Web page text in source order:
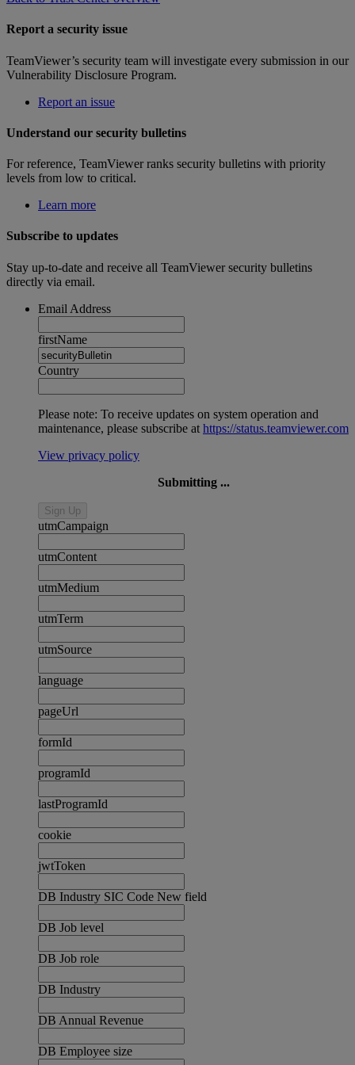
Report a security issue
TeamViewer’s security team will investigate every submission in our
Vulnerability Disclosure Program.
Report an issue
Understand our security bulletins
For reference, TeamViewer ranks security bulletins with priority
levels from low to critical.
Learn more
Subscribe to updates
Stay up-to-date and receive all TeamViewer security bulletins
directly via email.
Email Address
firstName
Country
Please note: To receive updates on system operation and
maintenance, please subscribe at https://status.teamviewer.com
View privacy policy
Submitting ...
Sign Up
utmCampaign
utmContent
utmMedium
utmTerm
utmSource
language
pageUrl
formId
programId
lastProgramId
cookie
jwtToken
DB Industry SIC Code New field
DB Job level
DB Job role
DB Industry
DB Annual Revenue
DB Employee size